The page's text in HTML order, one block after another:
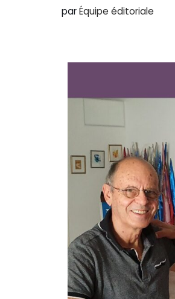
parÉquipe éditoriale